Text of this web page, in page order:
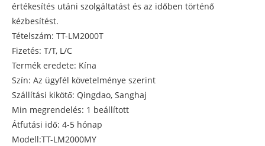
értékesítés utáni szolgáltatást és az időben történő
kézbesítést.
Tételszám: TT-LM2000T
Fizetés: T/T, L/C
Termék eredete: Kína
Szín: Az ügyfél követelménye szerint
Szállítási kikötő: Qingdao, Sanghaj
Min megrendelés: 1 beállított
Átfutási idő: 4-5 hónap
Modell:TT-LM2000MY